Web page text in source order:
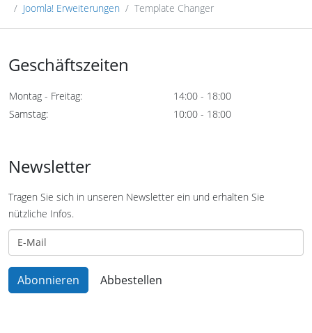
Joomla! Erweiterungen
Template Changer
Geschäftszeiten
Montag - Freitag:
14:00 - 18:00
Samstag:
10:00 - 18:00
Newsletter
Tragen Sie sich in unseren Newsletter ein und erhalten Sie
nützliche Infos.